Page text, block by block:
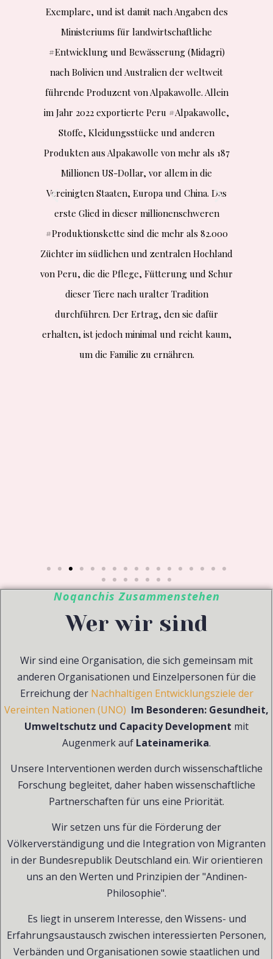
Exemplare, und ist damit nach Angaben des
Ministeriums für landwirtschaftliche
#Entwicklung und Bewässerung (Midagri)
nach Bolivien und Australien der weltweit
führende Produzent von Alpakawolle. Allein
im Jahr 2022 exportierte Peru #Alpakawolle,
Stoffe, Kleidungsstücke und anderen
Produkten aus Alpakawolle von mehr als 187
Millionen US-Dollar, vor allem in die
Vereinigten Staaten, Europa und China. Das
erste Glied in dieser millionenschweren
#Produktionskette sind die mehr als 82.000
Züchter im südlichen und zentralen Hochland
von Peru, die die Pflege, Fütterung und Schur
dieser Tiere nach uralter Tradition
durchführen. Der Ertrag, den sie dafür
erhalten, ist jedoch minimal und reicht kaum,
um die Familie zu ernähren.
Noqanchis Zusammenstehen
Wer wir sind
Wir sind eine Organisation, die sich gemeinsam mit
anderen Organisationen und Einzelpersonen für die
Erreichung der Nachhaltigen Entwicklungsziele der
Vereinten Nationen (UNO) Im Besonderen: Gesundheit,
Umweltschutz und Capacity Development mit
Augenmerk auf Lateinamerika.
Unsere Interventionen werden durch wissenschaftliche
Forschung begleitet, daher haben wissenschaftliche
Partnerschaften für uns eine Priorität.
Wir setzen uns für die Förderung der
Völkerverständigung und die Integration von Migranten
in der Bundesrepublik Deutschland ein. Wir orientieren
uns an den Werten und Prinzipien der "Andinen-
Philosophie".
Es liegt in unserem Interesse, den Wissens- und
Erfahrungsaustausch zwischen interessierten Personen,
Verbänden und Organisationen sowie staatlichen und